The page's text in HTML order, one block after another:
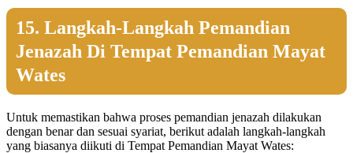
15. Langkah-Langkah Pemandian
Jenazah Di Tempat Pemandian Mayat
Wates
Untuk memastikan bahwa proses pemandian jenazah dilakukan
dengan benar dan sesuai syariat, berikut adalah langkah-langkah
yang biasanya diikuti di Tempat Pemandian Mayat Wates: